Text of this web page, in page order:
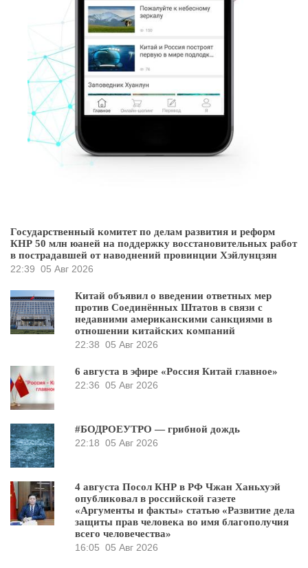
Государственный комитет по делам развития и реформ
КНР 50 млн юаней на поддержку восстановительных работ
в пострадавшей от наводнений провинции Хэйлунцзян
22:39 05 Авг 2026
Китай объявил о введении ответных мер
против Соединённых Штатов в связи с
недавними американскими санкциями в
отношении китайских компаний
22:38 05 Авг 2026
6 августа в эфире «Россия Китай главное»
22:36 05 Авг 2026
#БОДРОЕУТРО — грибной дождь
22:18 05 Авг 2026
4 августа Посол КНР в РФ Чжан Ханьхуэй
опубликовал в российской газете
«Аргументы и факты» статью «Развитие дела
защиты прав человека во имя благополучия
всего человечества»
16:05 05 Авг 2026